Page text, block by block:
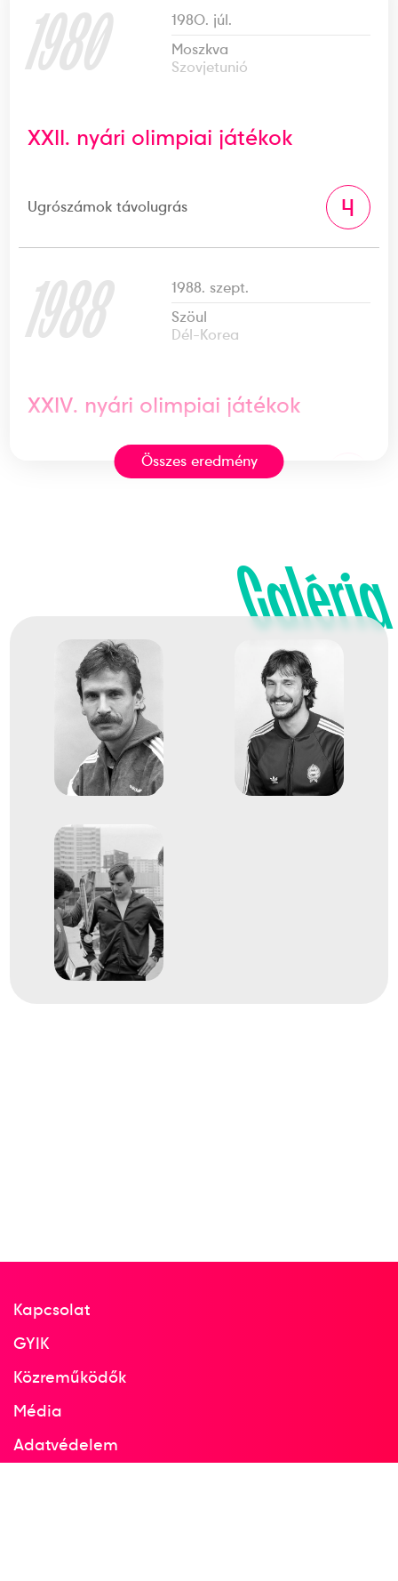
1980
1980. júl.
Moszkva
Szovjetunió
XXII. nyári olimpiai játékok
Ugrószámok távolugrás 4
1988
1988. szept.
Szöul
Dél-Korea
XXIV. nyári olimpiai játékok
Ugrószámok távolugrás
Olaszország
Fedett pályás atlétikai
Európa-bajnokság
Ugrószámok távolugrás
1983
Fedett pályás atlétikai
Európa-bajnokság
Fedett pályás atlétikai
Ugrószámok távolugrás
1986
Madrid
Összes eredmény
Galéria
Kapcsolat
GYIK
Közreműködők
Média
Adatvédelem